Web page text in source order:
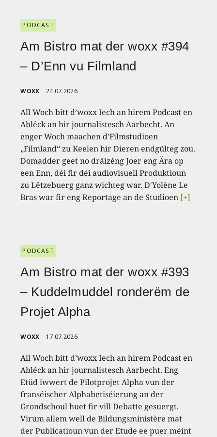
PODCAST
Am Bistro mat der woxx #394
– D’Enn vu Filmland
WOXX 24.07.2026
All Woch bitt d’woxx Iech an hirem Podcast en
Abléck an hir journalistesch Aarbecht. An
enger Woch maachen d'Filmstudioen
„Filmland“ zu Keelen hir Dieren endgülteg zou.
Domadder geet no dräizéng Joer eng Ära op
een Enn, déi fir déi audiovisuell Produktioun
zu Lëtzebuerg ganz wichteg war. D'Yolène Le
Bras war fir eng Reportage an de Studioen [+]
PODCAST
Am Bistro mat der woxx #393
– Kuddelmuddel ronderëm de
Projet Alpha
WOXX 17.07.2026
All Woch bitt d’woxx Iech an hirem Podcast en
Abléck an hir journalistesch Aarbecht. Eng
Etüd iwwert de Pilotprojet Alpha vun der
franséischer Alphabetiséierung an der
Grondschoul huet fir vill Debatte gesuergt.
Virum allem well de Bildungsministère mat
der Publicatioun vun der Etude ee puer méint